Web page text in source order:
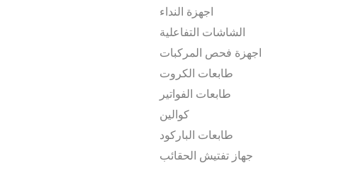
اجهزة النداء
الشاشات التفاعلية
اجهزة فحص المركبات
طابعات الكروت
طابعات الفواتير
كوالين
طابعات الباركود
جهاز تفتيش الحقائب